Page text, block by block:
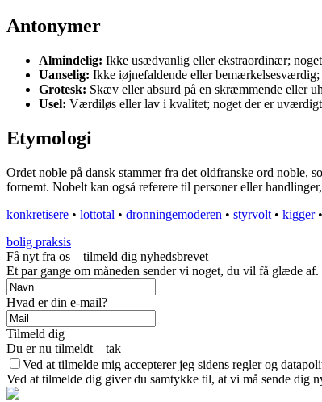
Antonymer
Almindelig: Ikke usædvanlig eller ekstraordinær;
Uanselig: Ikke iøjnefaldende eller
Grotesk: Skæv eller absurd på en skræmmende eller
Usel: Værdiløs eller lav i kvalitet; noget der er
Etymologi
Ordet noble på dansk stammer fra det oldfranske ord
fornemt. Nobelt kan også referere til personer eller
konkretisere • lottotal • dronningemoderen • styrvolt • kigger•
bolig praksis
Få nyt fra os – tilmeld dig nyhedsbrevet
Et par gange om måneden sender vi noget, du vil få glæde af.
Hvad er din e-mail?
Tilmeld dig
Du er nu tilmeldt – tak
Ved at tilmelde mig accepterer jeg sidens regler og
Ved at tilmelde dig giver du samtykke til, at vi må sende dig